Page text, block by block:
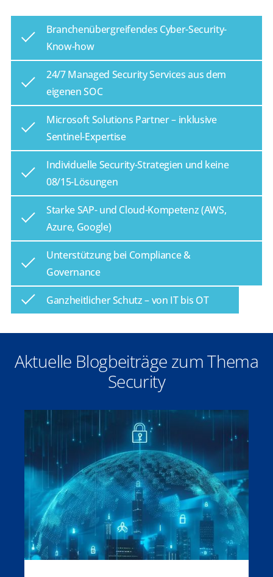
Branchenübergreifendes Cyber-Security-
Know-how
24/7 Managed Security Services aus dem
eigenen SOC
Microsoft Solutions Partner – inklusive
Sentinel-Expertise
Individuelle Security-Strategien und keine
08/15-Lösungen
Starke SAP- und Cloud-Kompetenz (AWS,
Azure, Google)
Unterstützung bei Compliance &
Governance
Ganzheitlicher Schutz – von IT bis OT
Aktuelle Blogbeiträge zum Thema
Security